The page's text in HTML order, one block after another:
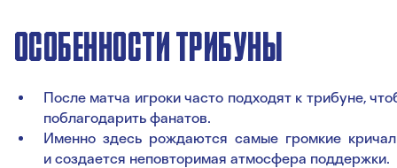
ОСОБЕННОСТИ ТРИБУНЫ
После матча игроки часто подходят к трибуне,
поблагодарить фанатов.
Именно здесь рождаются самые громкие
и создается неповторимая атмосфера поддержки.